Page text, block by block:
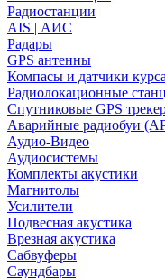
Радиостанции
AIS | АИС
Радары
GPS антенны
Компасы и датчики курса
Радиолокационные
Спутниковые GPS
Аварийные радиобуи
Аудио-Видео
Аудиосистемы
Комплекты акустики
Магнитолы
Усилители
Подвесная акустика
Врезная акустика
Сабвуферы
Саундбары